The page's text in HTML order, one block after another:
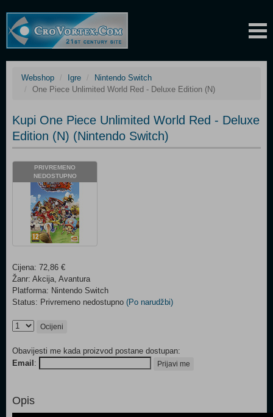
Webshop Igre
Nintendo Switch
One Piece Unlimited World Red - Deluxe Edition (N)
Kupi One Piece Unlimited World Red - Deluxe
Edition (N) (Nintendo Switch)
PRIVREMENO
NEDOSTUPNO
Cijena: 72,86 €
Žanr: Akcija, Avantura
Platforma: Nintendo Switch
Status: Privremeno nedostupno (Po narudžbi)
Ocijeni
Obavijesti me kada proizvod postane dostupan:
Email : Prijavi me
Opis